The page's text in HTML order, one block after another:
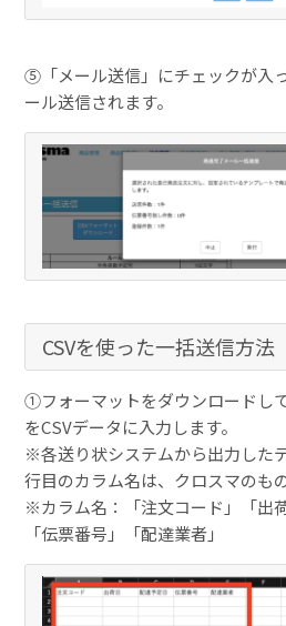
⑤「メール送信」にチェックが入
ール送信されます。
CSVを使った一括送信方法
①フォーマットをダウンロードし
をCSVデータに入力します。
※各送り状システムから出力した
行目のカラム名は、クロスマのも
※カラム名：「注文コード」「出
「伝票番号」「配達業者」